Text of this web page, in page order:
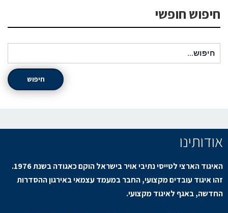
חיפוש חופשי
חיפוש
אודותינו
האיגוד הארצי לטייסי נתיבי אויר בישראל הוקם כאגודה בשנת 1976.
זהו איגוד עובדים מקצועי, החבר במעמד עצמאי באירגון ההסדרות
החדשה, באגף לאיגוד מקצועי.